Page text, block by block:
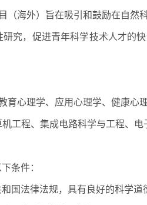
（海外）旨在吸引和鼓励在自然
究，促进青年科学技术人才的
育心理学、应用心理学、健康心
工程、集成电路科学与工程、
条件：
和国法律法规，具有良好的科学道